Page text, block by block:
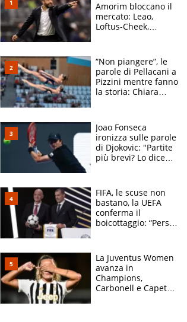
Amorim bloccano il
mercato: Leao,
Loftus-Cheek,
Soulè e Osorio nel
mirino
“Non piangere”, le
parole di Pellacani a
Pizzini mentre fanno
la storia: Chiara
Joao Fonseca
ironizza sulle parole
di Djokovic: "Partite
più brevi? Lo dice
FIFA, le scuse non
bastano, la UEFA
conferma il
boicottaggio: “Persa
rivelazione sulla
Superlega
La Juventus Women
avanza in
Champions,
Carbonell e Capeta